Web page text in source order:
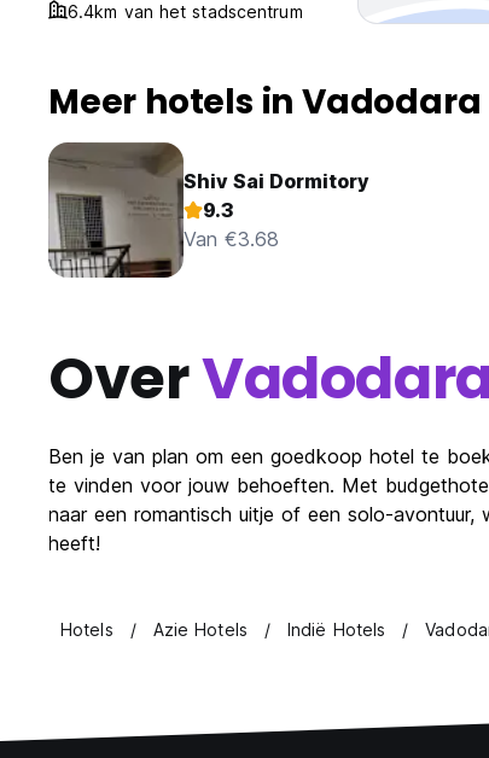
6.4km van het stadscentrum
Meer hotels in Vadodara
Shiv Sai Dormitory
9.3
Van €3.68
Over
Ben je van plan om een goedkoop hotel te
te vinden voor jouw behoeften. Met
naar een romantisch uitje of een solo-
heeft!
Hotels Azie Hotels Indië Hotels